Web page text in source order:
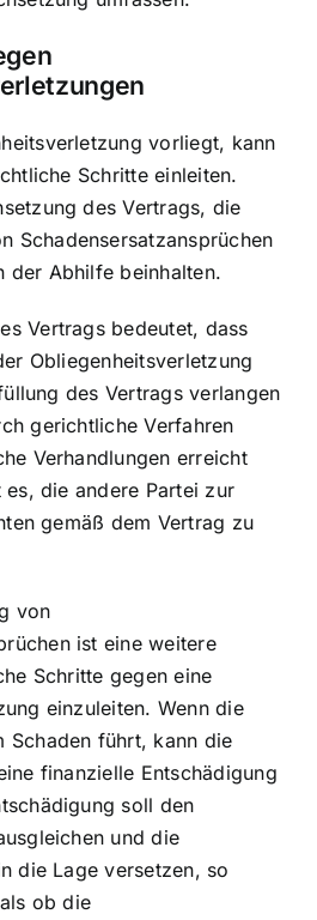
vorliegt, kann
Schritte einleiten.
des Vertrags, die
Schadensersatzansprüchen
der Abhilfe beinhalten.
Vertrags bedeutet, dass
Obliegenheitsverletzung
des Vertrags verlangen
gerichtliche Verfahren
Verhandlungen erreicht
die andere Partei zur
gemäß dem Vertrag zu
von
ist eine weitere
Schritte gegen eine
einzuleiten. Wenn die
Schaden führt, kann die
finanzielle Entschädigung
soll den
und die
die Lage versetzen, so
ob die